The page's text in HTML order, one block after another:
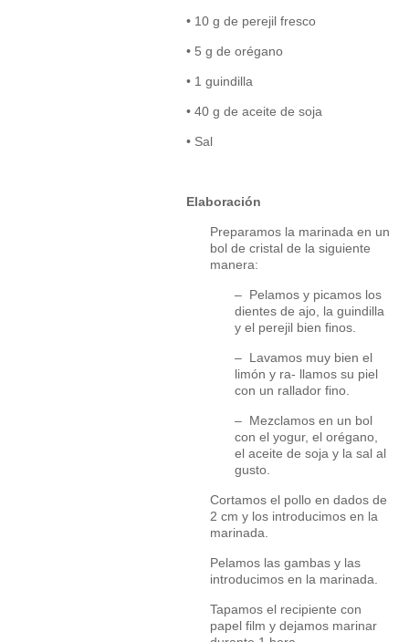
• 10 g de perejil fresco
• 5 g de orégano
• 1 guindilla
• 40 g de aceite de soja
• Sal
Elaboración
Preparamos la marinada en un
bol de cristal de la siguiente
manera:
– Pelamos y picamos los
dientes de ajo, la guindilla
y el perejil bien finos.
– Lavamos muy bien el
limón y ra- llamos su piel
con un rallador fino.
– Mezclamos en un bol
con el yogur, el orégano,
el aceite de soja y la sal al
gusto.
Cortamos el pollo en dados de
2 cm y los introducimos en la
marinada.
Pelamos las gambas y las
introducimos en la marinada.
Tapamos el recipiente con
papel film y dejamos marinar